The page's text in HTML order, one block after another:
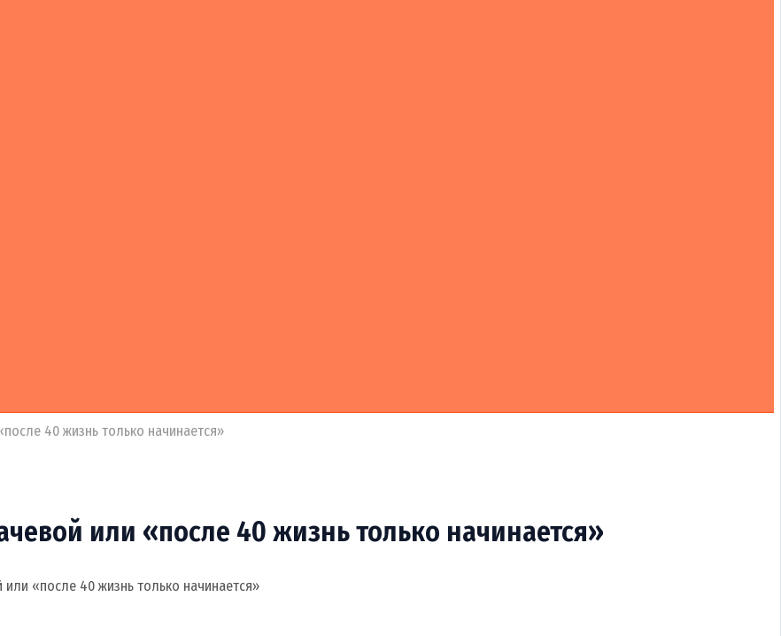
40 жизнь только начинается»
или «после 40 жизнь только начинается»
или «после 40 жизнь только начинается»